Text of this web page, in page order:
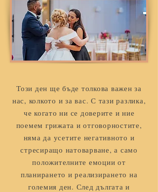
Този ден ще бъде толкова важен за
нас, колкото и за вас. С тази разлика,
че когато ни се доверите и ние
поемем грижата и отговорностите,
няма да усетите негативното и
стресиращо натоварване, а само
положителните емоции от
планирането и реализирането на
големия ден. След дългата и